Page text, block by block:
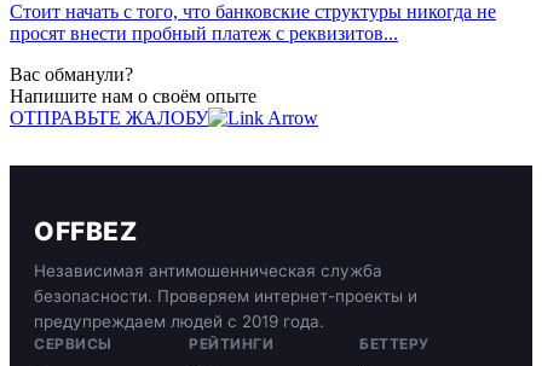
Стоит начать с того, что банковские структуры никогда не
просят внести пробный платеж с реквизитов...
Вас обманули?
Напишите нам о своём опыте
ОТПРАВЬТЕ ЖАЛОБУ
OFFBEZ
Независимая антимошенническая служба
безопасности. Проверяем интернет-проекты и
предупреждаем людей с 2019 года.
СЕРВИСЫ РЕЙТИНГИ БЕТТЕРУ